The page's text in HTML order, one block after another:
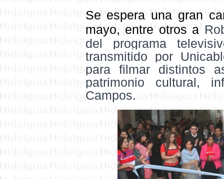
Se espera una gran
mayo, entre otros a
del programa
transmitido por
para filmar distintos
patrimonio cultural,
Campos.